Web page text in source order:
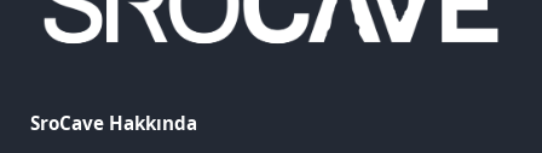
SroCave Hakkında